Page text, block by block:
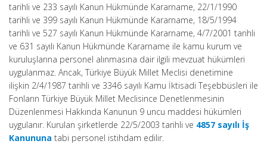
tarihli ve 233 sayılı Kanun Hükmünde Kararname, 22/1/1990
tarihli ve 399 sayılı Kanun Hükmünde Kararname, 18/5/1994
tarihli ve 527 sayılı Kanun Hükmünde Kararname, 4/7/2001 tarihli
ve 631 sayılı Kanun Hükmünde Kararname ile kamu kurum ve
kuruluşlarına personel alınmasına dair ilgili mevzuat hükümleri
uygulanmaz. Ancak, Türkiye Büyük Millet Meclisi denetimine
ilişkin 2/4/1987 tarihli ve 3346 sayılı Kamu İktisadi Teşebbüsleri ile
Fonların Türkiye Büyük Millet Meclisince Denetlenmesinin
Düzenlenmesi Hakkında Kanunun 9 uncu maddesi hükümleri
uygulanır. Kurulan şirketlerde 22/5/2003 tarihli ve 4857 sayılı İş
Kanununa tabi personel istihdam edilir.